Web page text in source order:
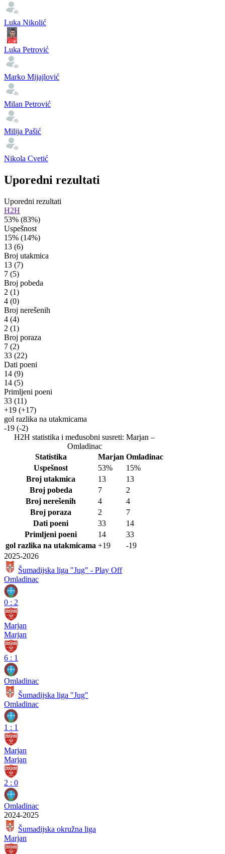
Luka Nikolić
Luka Petrović
Marko Mijajlović
Milan Petrović
Milija Pašić
Nikola Cvetić
Uporedni rezultati
Uporedni rezultati
H2H
53% (83%)
Uspešnost
15% (14%)
13 (6)
Broj utakmica
13 (7)
7 (5)
Broj pobeda
2 (1)
4 (0)
Broj nerešenih
4 (4)
2 (1)
Broj poraza
7 (2)
33 (22)
Dati poeni
14 (9)
14 (5)
Primljeni poeni
33 (11)
+19 (+17)
gol razlika na utakmicama
-19 (-2)
H2H statistika i međusobni susreti: Marjan –
Omladinac
Statistika
Marjan Omladinac
Uspešnost
53%
15%
Broj utakmica
13
13
Broj pobeda
7
2
Broj nerešenih
4
4
Broj poraza
2
7
Dati poeni
33
14
Primljeni poeni
14
33
gol razlika na utakmicama +19
-19
2025-2026
Šumadijska liga "Jug" - Play Off
Omladinac
0 : 2
Marjan
Marjan
6 : 1
Omladinac
Šumadijska liga "Jug"
Omladinac
1 : 1
Marjan
Marjan
2 : 0
Omladinac
2024-2025
Šumadijska okružna liga
Marjan